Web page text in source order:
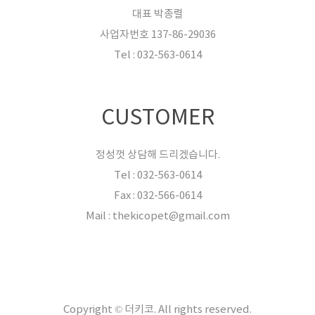
대표 박종렬
사업자번호 137-86-29036
Tel : 032-563-0614
CUSTOMER
정성껏 상담해 드리겠습니다.
Tel : 032-563-0614
Fax : 032-566-0614
Mail : thekicopet@gmail.com
Copyright © 더키코. All rights reserved.